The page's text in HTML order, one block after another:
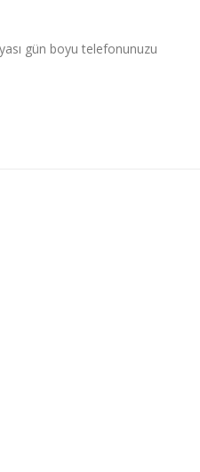
gün boyu telefonunuzu